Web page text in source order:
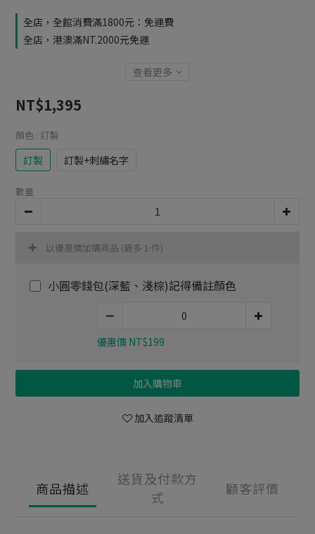
全店，全館消費滿1800元：免運費
全店，港澳滿NT.2000元免運
查看更多
NT$1,395
顏色 : 訂製
訂製 訂製+刺繡名字
數量
以優惠價加購商品 (最多 1 件)
小圓零錢包(深藍、淺棕)記得備註顏色
優惠價 NT$199
加入購物車
加入追蹤清單
商品描述
送貨及付款方
式
顧客評價